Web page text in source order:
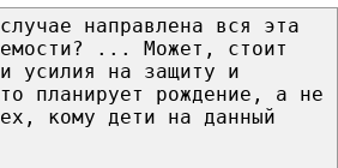
направлена вся эта
... Может, стоит
усилия на защиту и
планирует рождение, а не
кому дети на данный